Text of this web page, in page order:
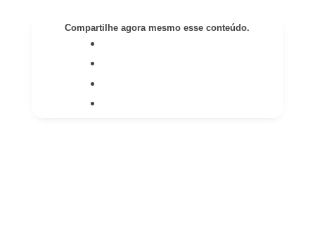
Compartilhe agora mesmo esse conteúdo.